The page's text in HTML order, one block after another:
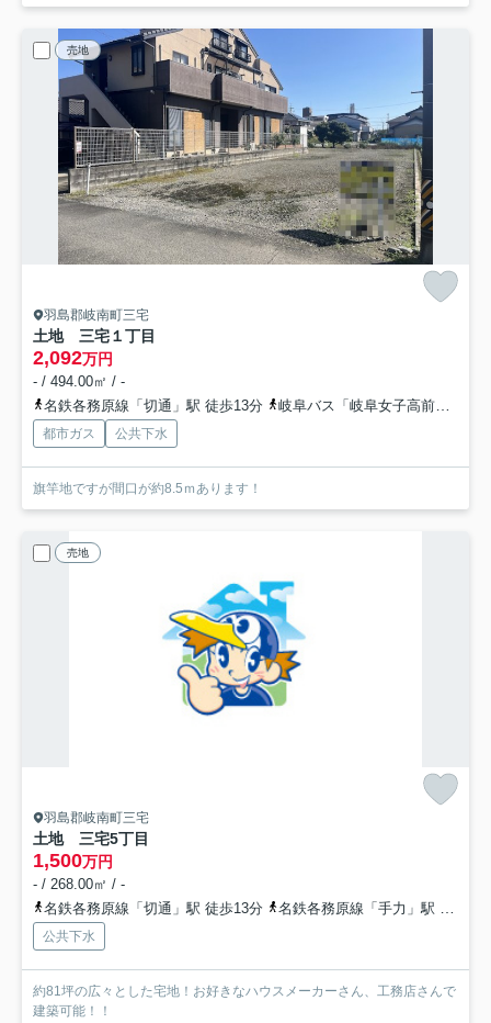
売地
羽島郡岐南町三宅
土地 三宅１丁目
2,092万円
- / 494.00㎡ / -
名鉄各務原線「切通」駅 徒歩13分
岐阜バス「岐阜女子高前」バス停下車 徒歩3分
都市ガス 公共下水
旗竿地ですが間口が約8.5ｍあります！
売地
羽島郡岐南町三宅
土地 三宅5丁目
1,500万円
- / 268.00㎡ / -
名鉄各務原線「切通」駅 徒歩13分
名鉄各務原線「手力」駅 徒歩18分
公共下水
約81坪の広々とした宅地！お好きなハウスメーカーさん、工務店さんで
建築可能！！